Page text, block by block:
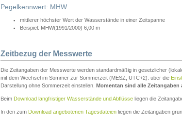
Pegelkennwert: MHW
mittlerer höchster Wert der Wasserstände in einer Zeitspanne
Beispiel: MHW(1991/2000) 6,00 m
Zeitbezug der Messwerte
Die Zeitangaben der Messwerte werden standardmäßig in gesetzlicher
mit dem Wechsel im Sommer zur Sommerzeit (MESZ, UTC+2). über die
Darstellung ohne Sommerzeit einstellen. Momentan sind alle
Beim Download langfristiger Wasserstände und Abflüsse liegen die
In den zum Download angebotenen Tagesdateien liegen die Zeitangaben